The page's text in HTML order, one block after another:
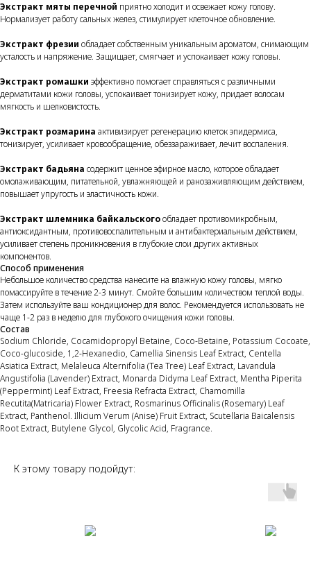
Экстракт мяты перечной приятно холодит и освежает кожу голову.
Нормализует работу сальных желез, стимулирует клеточное обновление.
Экстракт фрезии обладает собственным уникальным ароматом, снимающим
усталость и напряжение. Защищает, смягчает и успокаивает кожу головы.
Экстракт ромашки эффективно помогает справляться с различными
дерматитами кожи головы, успокаивает тонизирует кожу, придает волосам
мягкость и шелковистость.
Экстракт розмарина активизирует регенерацию клеток эпидермиса,
тонизирует, усиливает кровообращение, обеззараживает, лечит воспаления.
Экстракт бадьяна содержит ценное эфирное масло, которое обладает
омолаживающим, питательной, увлажняющей и ранозаживляющим действием,
повышает упругость и эластичность кожи.
Экстракт шлемника байкальскогообладает противомикробным,
антиоксидантным, противовоспалительным и антибактериальным действием,
усиливает степень проникновения в глубокие слои других активных
компонентов.
Способ применения
Небольшое количество средства нанесите на влажную кожу головы, мягко
помассируйте в течение 2-3 минут. Смойте большим количеством теплой воды.
Затем используйте ваш кондиционер для волос. Рекомендуется использовать не
чаще 1-2 раз в неделю для глубокого очищения кожи головы.
Состав
Sodium Chloride, Cocamidopropyl Betaine, Coco-Betaine, Potassium Cocoate,
Coco-glucoside, 1,2-Hexanedio, Camellia Sinensis Leaf Extract, Centella
Asiatica Extract, Melaleuca Alternifolia (Tea Tree) Leaf Extract, Lavandula
Angustifolia (Lavender) Extract, Monarda Didyma Leaf Extract, Mentha Piperita
(Peppermint) Leaf Extract, Freesia Refracta Extract, Chamomilla
Recutita(Matricaria) Flower Extract, Rosmarinus Officinalis (Rosemary) Leaf
Extract, Panthenol. Illicium Verum (Anise) Fruit Extract, Scutellaria Baicalensis
Root Extract, Butylene Glycol, Glycolic Acid, Fragrance.
К этому товару подойдут: